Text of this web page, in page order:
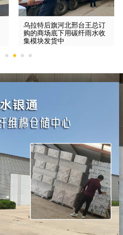
乌拉特后旗河北邢台王总订
购的商场底下用碳纤雨水收
集模块发货中